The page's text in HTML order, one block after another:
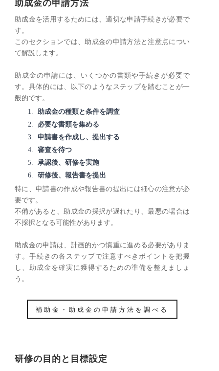
助成金を活用するためには、適切な申請手続きが必要で
す。
このセクションでは、助成金の申請方法と注意点につい
て解説します。
助成金の申請には、いくつかの書類や手続きが必要で
す。具体的には、以下のようなステップを踏むことが一
般的です。
助成金の種類と条件を調査
必要な書類を集める
申請書を作成し、提出する
審査を待つ
承認後、研修を実施
研修後、報告書を提出
特に、申請書の作成や報告書の提出には細心の注意が必
要です。
不備があると、助成金の採択が遅れたり、最悪の場合は
不採択となる可能性があります。
助成金の申請は、計画的かつ慎重に進める必要がありま
す。手続きの各ステップで注意すべきポイントを把握
し、助成金を確実に獲得するための準備を整えましょ
う。
補助金・助成金の申請方法を調べる
研修の目的と目標設定